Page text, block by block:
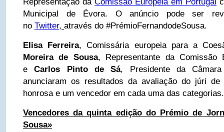
Municipal de Évora. O anúncio pode ser
no Twitter, através do #PrémioFernandodeSousa.
Elisa Ferreira, Comissária europeia para a
Moreira de Sousa, Representante da Comissão
eCarlos Pinto de Sá, Presidente da
anunciaram os resultados da avaliação do júri de
honrosa e um vencedor em cada uma das categorias.
Vencedores da quinta edição do Prémio de
Sousa»